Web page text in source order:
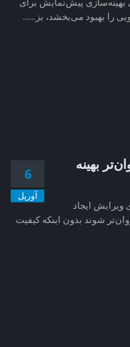
را بهبود می‌بخشد، بز......
6
آوریل
بهینه
ویرایش ایجاد
شوند بدون اینکه کیفیت